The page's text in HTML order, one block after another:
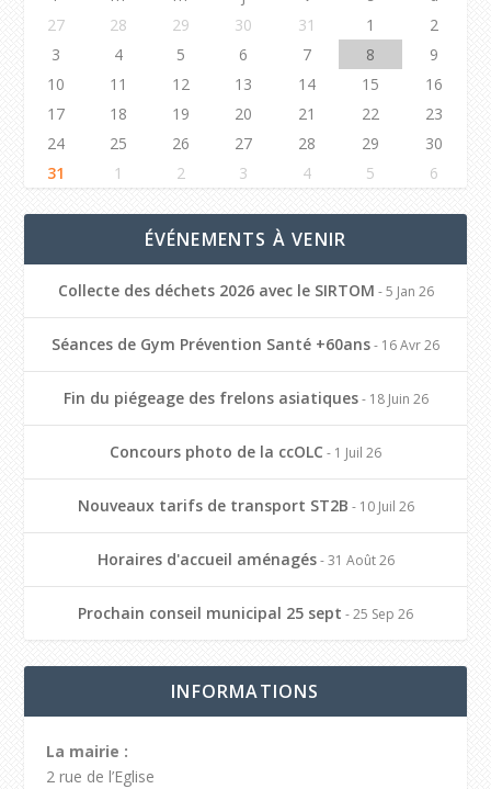
27
28 29 30 31 1
2
3
4 5 6 7 8
9
10
11 12 13 14 15
16
17
18 19 20 21 22
23
24
25 26 27 28 29
30
31
1 2 3 4 5 6
ÉVÉNEMENTS À VENIR
Collecte des déchets 2026 avec le SIRTOM - 5 Jan 26
Séances de Gym Prévention Santé +60ans- 16 Avr 26
Fin du piégeage des frelons asiatiques- 18 Juin 26
Concours photo de la ccOLC - 1 Juil 26
Nouveaux tarifs de transport ST2B - 10 Juil 26
Horaires d'accueil aménagés- 31 Août 26
Prochain conseil municipal 25 sept - 25 Sep 26
INFORMATIONS
La mairie :
2 rue de l’Eglise